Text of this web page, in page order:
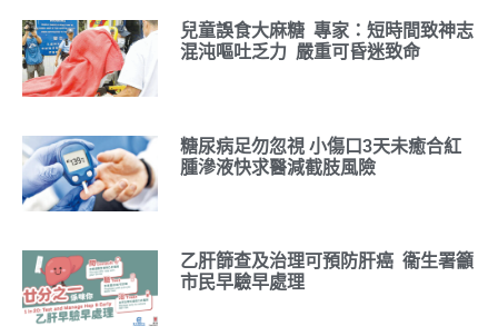
兒童誤食大麻糖 專家：短時間致神志
混沌嘔吐乏力 嚴重可昏迷致命
糖尿病足勿忽視 小傷口3天未癒合紅
腫滲液快求醫減截肢風險
乙肝篩查及治理可預防肝癌 衞生署籲
市民早驗早處理